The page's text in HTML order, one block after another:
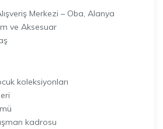
Merkezi – Oba, Alanya
ve Aksesuar
koleksiyonları
kadrosu